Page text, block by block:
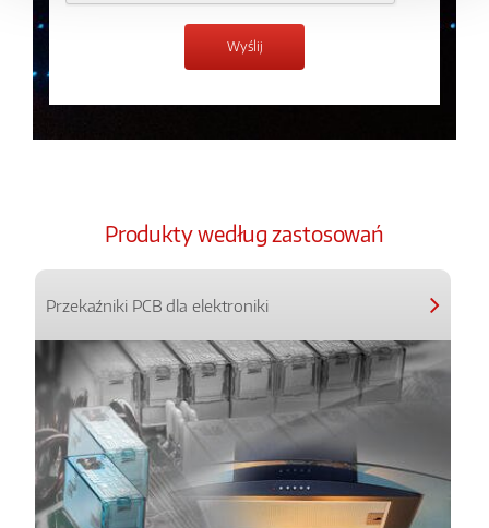
Produkty według zastosowań
Przekaźniki PCB dla elektroniki